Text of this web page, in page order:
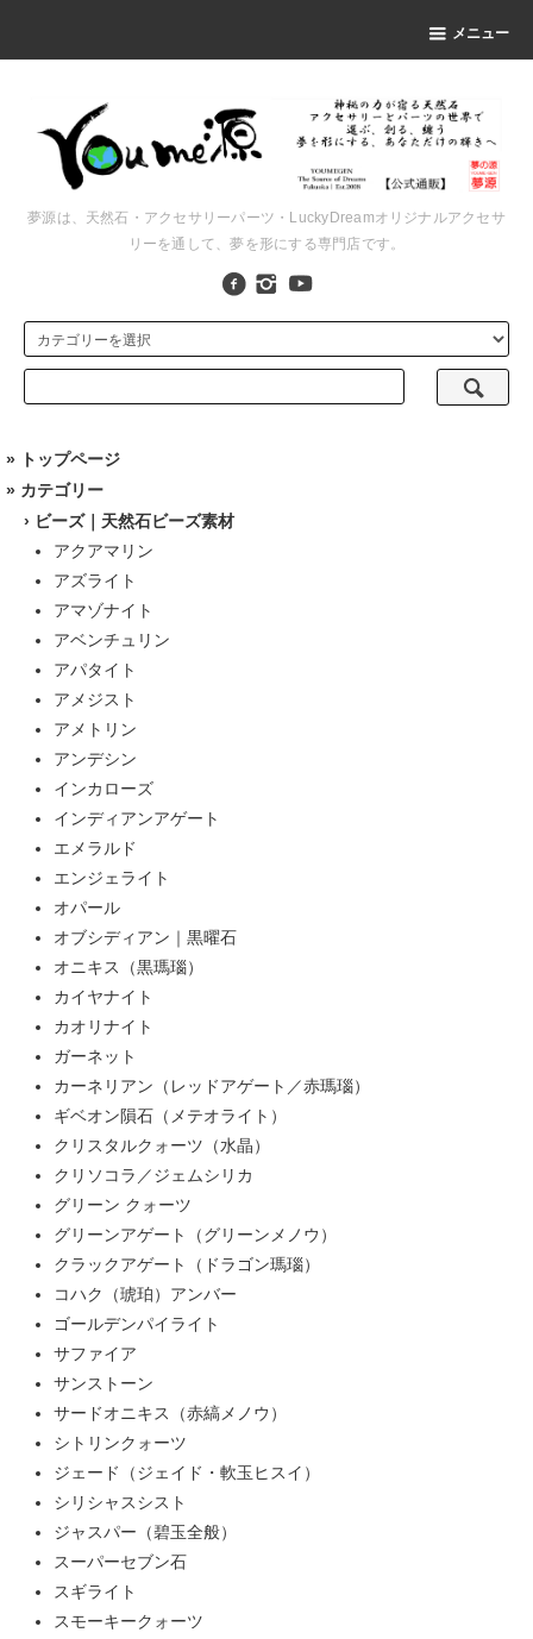
メニュー
夢源は、天然石・アクセサリーパーツ・LuckyDreamオリジナルアクセサ
リーを通して、夢を形にする専門店です。
» トップページ
» カテゴリー
› ビーズ｜天然石ビーズ素材
アクアマリン
アズライト
アマゾナイト
アベンチュリン
アパタイト
アメジスト
アメトリン
アンデシン
インカローズ
インディアンアゲート
エメラルド
エンジェライト
オパール
オブシディアン｜黒曜石
オニキス（黒瑪瑙）
カイヤナイト
カオリナイト
ガーネット
カーネリアン（レッドアゲート／赤瑪瑙）
ギベオン隕石（メテオライト）
クリスタルクォーツ（水晶）
クリソコラ／ジェムシリカ
グリーン クォーツ
グリーンアゲート（グリーンメノウ）
クラックアゲート（ドラゴン瑪瑙）
コハク（琥珀）アンバー
ゴールデンパイライト
サファイア
サンストーン
サードオニキス（赤縞メノウ）
シトリンクォーツ
ジェード（ジェイド・軟玉ヒスイ）
シリシャスシスト
ジャスパー（碧玉全般）
スーパーセブン石
スギライト
スモーキークォーツ